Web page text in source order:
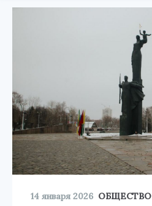
14 января 2026 ОБЩЕСТВО